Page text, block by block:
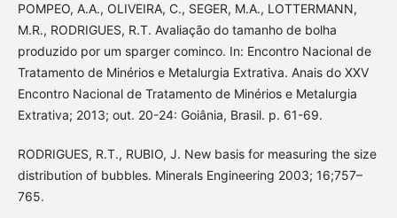
POMPEO, A.A., OLIVEIRA, C., SEGER, M.A., LOTTERMANN,
M.R., RODRIGUES, R.T. Avaliação do tamanho de bolha
produzido por um sparger cominco. In: Encontro Nacional de
Tratamento de Minérios e Metalurgia Extrativa. Anais do XXV
Encontro Nacional de Tratamento de Minérios e Metalurgia
Extrativa; 2013; out. 20-24: Goiânia, Brasil. p. 61-69.
RODRIGUES, R.T., RUBIO, J. New basis for measuring the size
distribution of bubbles. Minerals Engineering 2003; 16;757–
765.